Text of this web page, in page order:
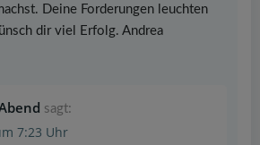
Deine Forderungen leuchten
dir viel Erfolg. Andrea
sagt:
7:23 Uhr